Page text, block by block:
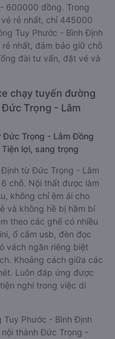
600000 đồng. Trong
rẻ nhất, chỉ 445000
Tuy Phước - Bình Định
rẻ nhất, đảm bảo giữ chỗ
đài tư vấn, đặt vé và
chạy tuyến đường
Trọng - Lâm
Đức Trọng - Lâm Đồng
lợi, sang trọng
từ Đức Trọng - Lâm
chỗ. Nội thất được làm
không chỉ êm ái cho
và không hề bị hầm bí
theo các ghế có nhiều
ổ cắm usb, đèn đọc
vách ngăn riêng biệt
Khoảng cách giữa các
Luôn đáp ứng được
nghi trong việc di
Phước - Bình Định
thành Đức Trọng -